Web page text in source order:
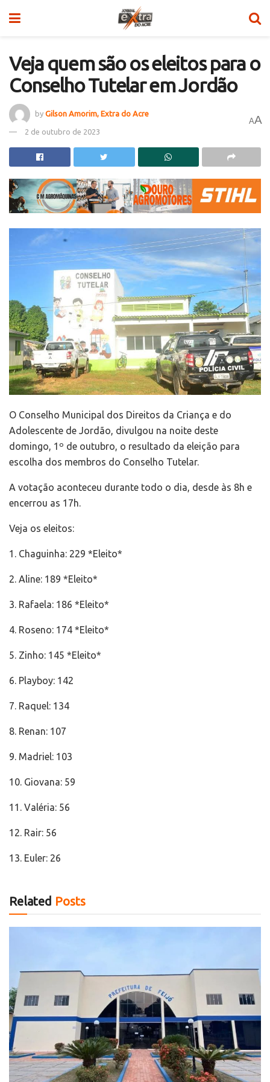
Veja quem são os eleitos para o
Conselho Tutelar em Jordão
by Gilson Amorim, Extra do Acre
2 de outubro de 2023
AA
O Conselho Municipal dos Direitos da Criança e do
Adolescente de Jordão, divulgou na noite deste
domingo, 1º de outubro, o resultado da eleição para
escolha dos membros do Conselho Tutelar.
A votação aconteceu durante todo o dia, desde às 8h e
encerrou as 17h.
Veja os eleitos:
1. Chaguinha: 229 *Eleito*
2. Aline: 189 *Eleito*
3. Rafaela: 186 *Eleito*
4. Roseno: 174 *Eleito*
5. Zinho: 145 *Eleito*
6. Playboy: 142
7. Raquel: 134
8. Renan: 107
9. Madriel: 103
10. Giovana: 59
11. Valéria: 56
12. Rair: 56
13. Euler: 26
Related Posts